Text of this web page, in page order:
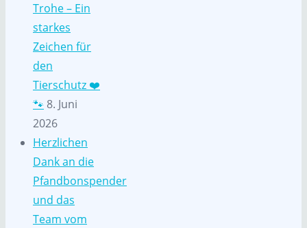
Trohe – Ein
starkes
Zeichen für
den
Tierschutz ❤️
🐾 8. Juni
2026
Herzlichen
Dank an die
Pfandbonspender
und das
Team vom